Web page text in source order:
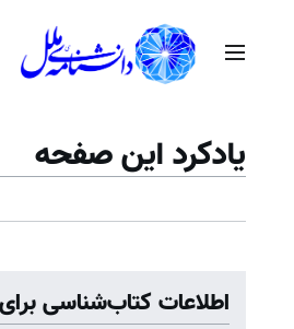
منوی اصلی
یادکرد این صفحه
اطلاعات کتاب‌شناسی